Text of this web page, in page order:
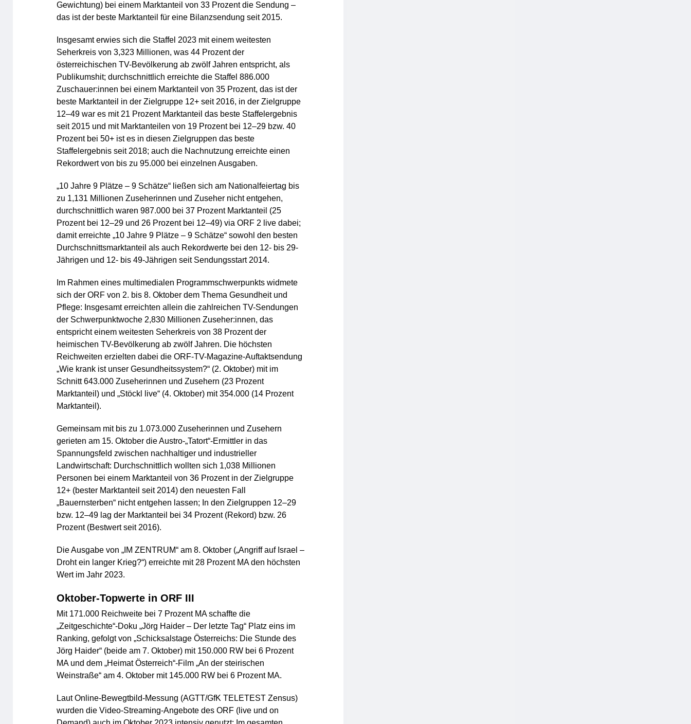
Gewichtung) bei einem Marktanteil von 33 Prozent die Sendung –
das ist der beste Marktanteil für eine Bilanzsendung seit 2015.
Insgesamt erwies sich die Staffel 2023 mit einem weitesten
Seherkreis von 3,323 Millionen, was 44 Prozent der
österreichischen TV-Bevölkerung ab zwölf Jahren entspricht, als
Publikumshit; durchschnittlich erreichte die Staffel 886.000
Zuschauer:innen bei einem Marktanteil von 35 Prozent, das ist der
beste Marktanteil in der Zielgruppe 12+ seit 2016, in der Zielgruppe
12–49 war es mit 21 Prozent Marktanteil das beste Staffelergebnis
seit 2015 und mit Marktanteilen von 19 Prozent bei 12–29 bzw. 40
Prozent bei 50+ ist es in diesen Zielgruppen das beste
Staffelergebnis seit 2018; auch die Nachnutzung erreichte einen
Rekordwert von bis zu 95.000 bei einzelnen Ausgaben.
„10 Jahre 9 Plätze – 9 Schätze“ ließen sich am Nationalfeiertag bis
zu 1,131 Millionen Zuseherinnen und Zuseher nicht entgehen,
durchschnittlich waren 987.000 bei 37 Prozent Marktanteil (25
Prozent bei 12–29 und 26 Prozent bei 12–49) via ORF 2 live dabei;
damit erreichte „10 Jahre 9 Plätze – 9 Schätze“ sowohl den besten
Durchschnittsmarktanteil als auch Rekordwerte bei den 12- bis 29-
Jährigen und 12- bis 49-Jährigen seit Sendungsstart 2014.
Im Rahmen eines multimedialen Programmschwerpunkts widmete
sich der ORF von 2. bis 8. Oktober dem Thema Gesundheit und
Pflege: Insgesamt erreichten allein die zahlreichen TV-Sendungen
der Schwerpunktwoche 2,830 Millionen Zuseher:innen, das
entspricht einem weitesten Seherkreis von 38 Prozent der
heimischen TV-Bevölkerung ab zwölf Jahren. Die höchsten
Reichweiten erzielten dabei die ORF-TV-Magazine-Auftaktsendung
„Wie krank ist unser Gesundheitssystem?“ (2. Oktober) mit im
Schnitt 643.000 Zuseherinnen und Zusehern (23 Prozent
Marktanteil) und „Stöckl live“ (4. Oktober) mit 354.000 (14 Prozent
Marktanteil).
Gemeinsam mit bis zu 1.073.000 Zuseherinnen und Zusehern
gerieten am 15. Oktober die Austro-„Tatort“-Ermittler in das
Spannungsfeld zwischen nachhaltiger und industrieller
Landwirtschaft: Durchschnittlich wollten sich 1,038 Millionen
Personen bei einem Marktanteil von 36 Prozent in der Zielgruppe
12+ (bester Marktanteil seit 2014) den neuesten Fall
„Bauernsterben“ nicht entgehen lassen; In den Zielgruppen 12–29
bzw. 12–49 lag der Marktanteil bei 34 Prozent (Rekord) bzw. 26
Prozent (Bestwert seit 2016).
Die Ausgabe von „IM ZENTRUM“ am 8. Oktober („Angriff auf Israel –
Droht ein langer Krieg?“) erreichte mit 28 Prozent MA den höchsten
Wert im Jahr 2023.
Oktober-Topwerte in ORF III
Mit 171.000 Reichweite bei 7 Prozent MA schaffte die
„Zeitgeschichte“-Doku „Jörg Haider – Der letzte Tag“ Platz eins im
Ranking, gefolgt von „Schicksalstage Österreichs: Die Stunde des
Jörg Haider“ (beide am 7. Oktober) mit 150.000 RW bei 6 Prozent
MA und dem „Heimat Österreich“-Film „An der steirischen
Weinstraße“ am 4. Oktober mit 145.000 RW bei 6 Prozent MA.
Laut Online-Bewegtbild-Messung (AGTT/GfK TELETEST Zensus)
wurden die Video-Streaming-Angebote des ORF (live und on